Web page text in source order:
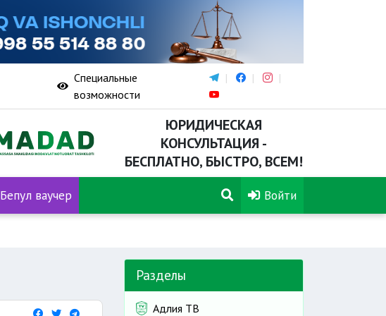
Специальные
возможности
ЮРИДИЧЕСКАЯ
КОНСУЛЬТАЦИЯ -
БЕСПЛАТНО, БЫСТРО, ВСЕМ!
Бепул ваучер Войти
Разделы
Адлия ТВ